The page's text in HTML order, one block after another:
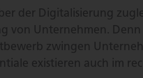
der Digitalisierung
Unternehmen.
zwingen
existieren auch im